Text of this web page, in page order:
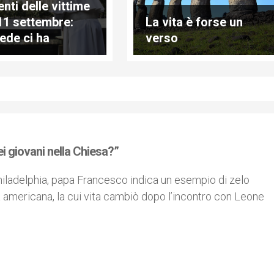
delle vittime
settembre:
ci ha
La vita è forse un
verso
giovani nella Chiesa?”
papa Francesco indica un esempio di zelo
la cui vita cambiò dopo l’incontro con Leone